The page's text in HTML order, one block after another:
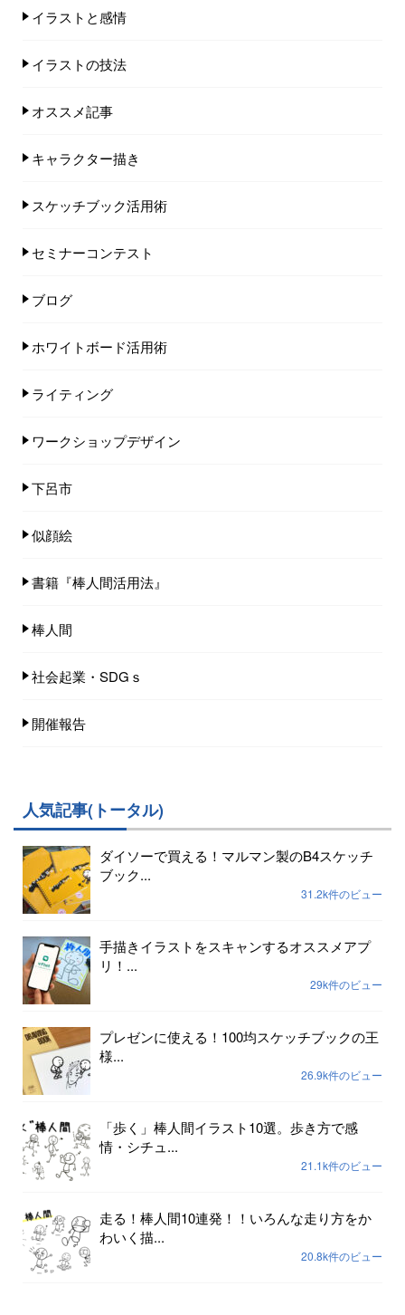
イラストと感情
イラストの技法
オススメ記事
キャラクター描き
スケッチブック活用術
セミナーコンテスト
ブログ
ホワイトボード活用術
ライティング
ワークショップデザイン
下呂市
似顔絵
書籍『棒人間活用法』
棒人間
社会起業・SDGｓ
開催報告
人気記事(トータル)
ダイソーで買える！マルマン製のB4スケッチ
ブック...
31.2k件のビュー
手描きイラストをスキャンするオススメアプ
リ！...
29k件のビュー
プレゼンに使える！100均スケッチブックの王
様...
26.9k件のビュー
「歩く」棒人間イラスト10選。歩き方で感
情・シチュ...
21.1k件のビュー
走る！棒人間10連発！！いろんな走り方をか
わいく描...
20.8k件のビュー